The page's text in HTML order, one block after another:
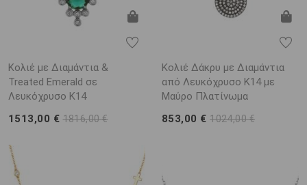
Κολιέ με Διαμάντια &
Treated Emerald σε
Λευκόχρυσο K14
1513,00 € 1816,00 €
Κολιέ Δάκρυ με Διαμάντια
από Λευκόχρυσο K14 με
Μαύρο Πλατίνωμα
853,00 €1024,00 €